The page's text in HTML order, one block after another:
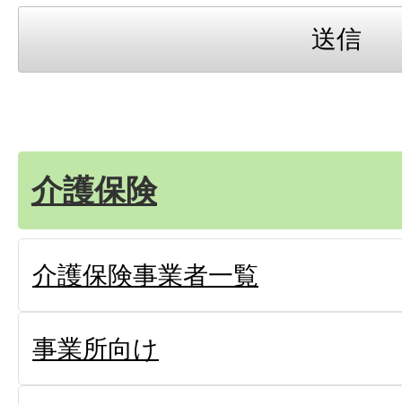
介護保険
介護保険事業者一覧
事業所向け